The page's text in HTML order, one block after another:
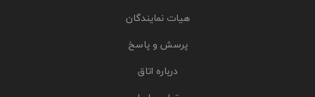
هیات نمایندگان
پرسش و پاسخ
درباره اتاق